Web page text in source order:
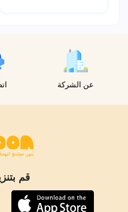
عن الشركة
قم